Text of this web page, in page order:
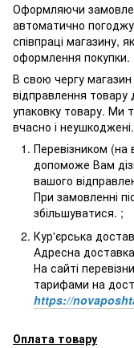
Оформляючи
автоматично
співпраці магазину,
оформлення покупки.
В свою чергу магазин
відправлення товару
упаковку товару. Ми
вчасно і неушкоджені.
Перевізником
допоможе Вам
вашого
При замовленні
збільшуватися. ;
Кур'єрська
Адресна
На сайті
тарифами на
https://
Оплата товару